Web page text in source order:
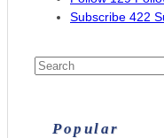
Subscribe 422
Popular